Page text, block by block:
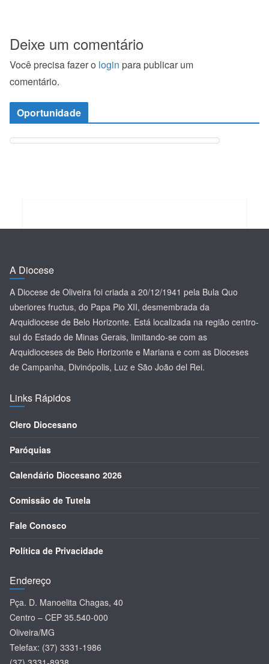
Deixe um comentário
Você precisa fazer o login para publicar um
comentário.
Oportunidade
A Diocese
A Diocese de Oliveira foi criada a 20/12/1941 pela Bula Quo
uberiores fructus, do Papa Pio XII, desmembrada da
Arquidiocese de Belo Horizonte. Está localizada na região centro-
sul do Estado de Minas Gerais, limitando-se com as
Arquidioceses de Belo Horizonte e Mariana e com as Dioceses
de Campanha, Divinópolis, Luz e São João del Rei.
Links Rápidos
Clero Diocesano
Paróquias
Calendário Diocesano 2026
Comissão de Tutela
Fale Conosco
Política de Privacidade
Endereço
Pça. D. Manoelita Chagas, 40
Centro – CEP 35.540-000
Oliveira/MG
Telefax: (37) 3331-1986